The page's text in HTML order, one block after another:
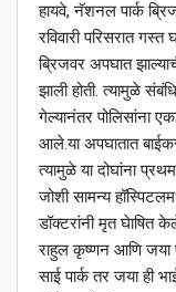
हायवे, नॅशनल पार्क
रविवारी परिसरात गस्त
ब्रिजवर अपघात
झाली होती. त्यामुळे
गेल्यानंतर पोलिसांना
आले.या अपघातात
त्यामुळे या दोघांना
जोशी सामन्य
डॉक्टरांनी मृत घेाषित
राहुल कृष्णन आणि जया
साई पार्क तर जया ही